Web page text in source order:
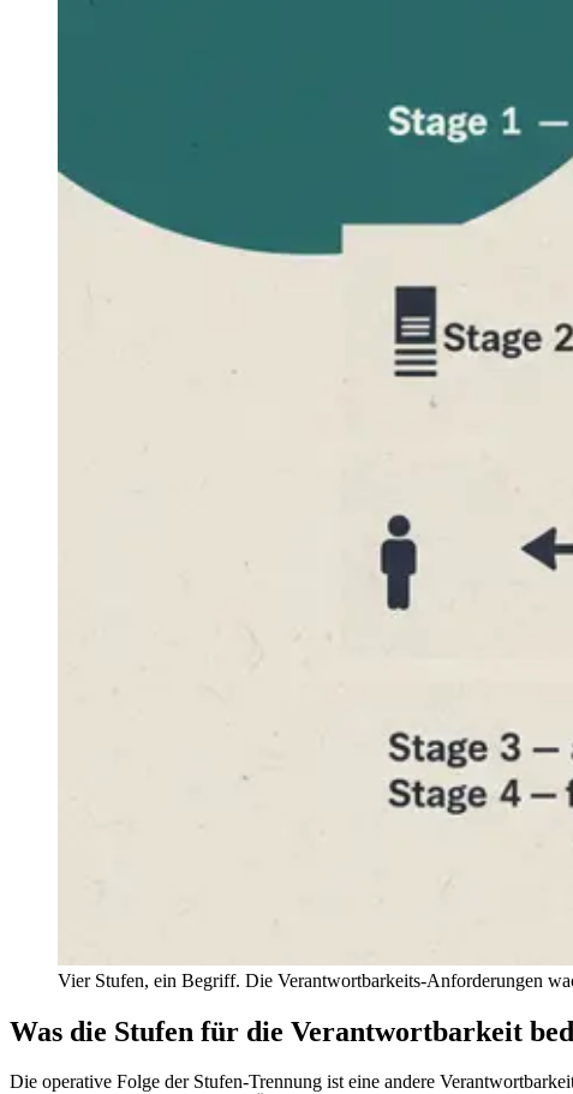
Vier Stufen, ein Begriff. Die Verantwortbarkeits-Anforderungen
Was die Stufen für die Verantwortbarkeit
Die operative Folge der Stufen-Trennung ist eine andere